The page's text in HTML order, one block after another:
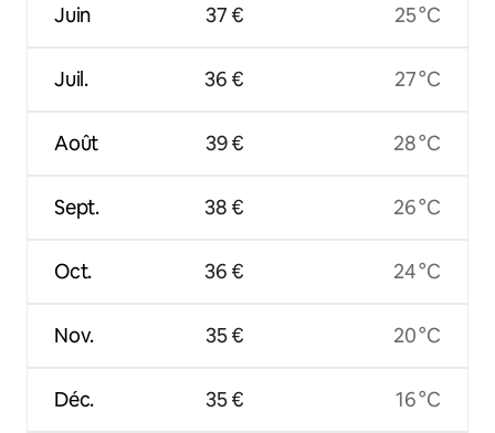
Juin
Juil.
Août
Sept.
Oct.
Nov.
Déc.
37 €
36 €
39 €
38 €
36 €
35 €
35 €
25 °C
27 °C
28 °C
26 °C
24 °C
20 °C
16 °C